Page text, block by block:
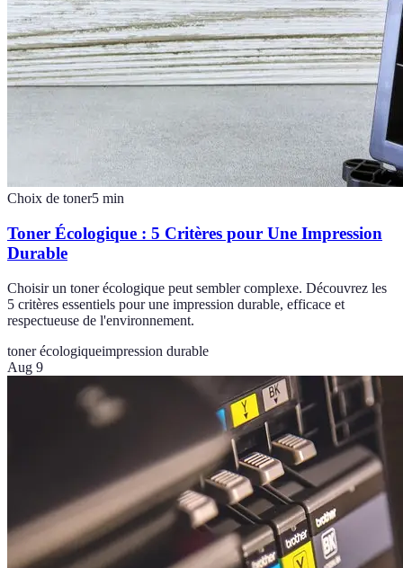
Choix de toner5 min
Toner Écologique : 5 Critères pour Une Impression
Durable
Choisir un toner écologique peut sembler complexe. Découvrez les
5 critères essentiels pour une impression durable, efficace et
respectueuse de l'environnement.
toner écologiqueimpression durable
Aug 9